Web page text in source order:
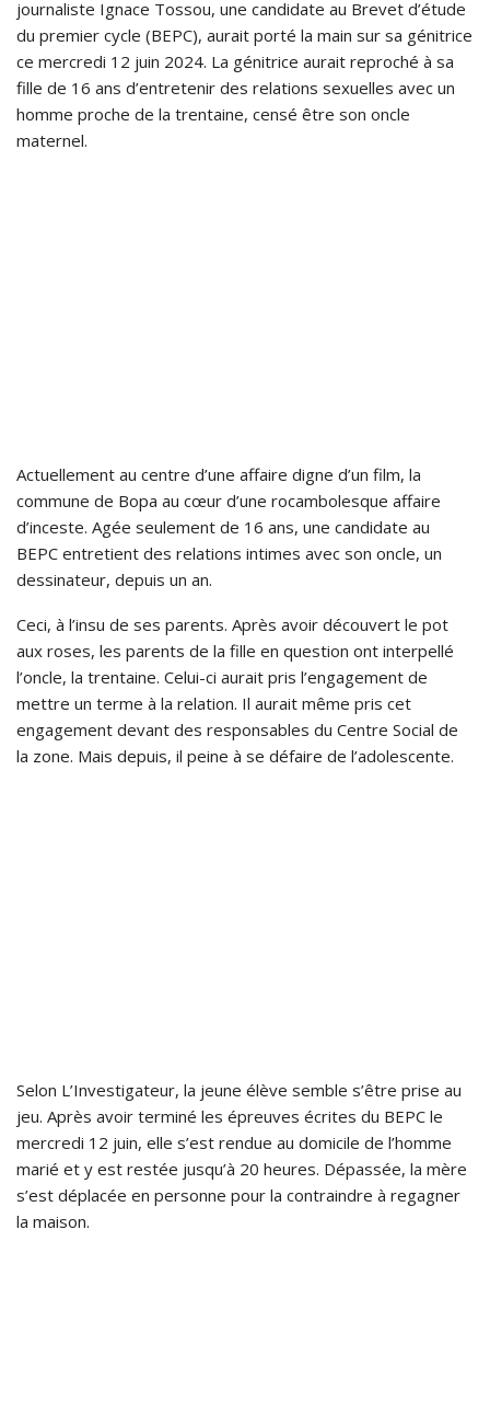
journaliste Ignace Tossou, une candidate au Brevet d’étude
du premier cycle (BEPC), aurait porté la main sur sa génitrice
ce mercredi 12 juin 2024. La génitrice aurait reproché à sa
fille de 16 ans d’entretenir des relations sexuelles avec un
homme proche de la trentaine, censé être son oncle
maternel.
Actuellement au centre d’une affaire digne d’un film, la
commune de Bopa au cœur d’une rocambolesque affaire
d’inceste. Agée seulement de 16 ans, une candidate au
BEPC entretient des relations intimes avec son oncle, un
dessinateur, depuis un an.
Ceci, à l’insu de ses parents. Après avoir découvert le pot
aux roses, les parents de la fille en question ont interpellé
l’oncle, la trentaine. Celui-ci aurait pris l’engagement de
mettre un terme à la relation. Il aurait même pris cet
engagement devant des responsables du Centre Social de
la zone. Mais depuis, il peine à se défaire de l’adolescente.
Selon L’Investigateur, la jeune élève semble s’être prise au
jeu. Après avoir terminé les épreuves écrites du BEPC le
mercredi 12 juin, elle s’est rendue au domicile de l’homme
marié et y est restée jusqu’à 20 heures. Dépassée, la mère
s’est déplacée en personne pour la contraindre à regagner
la maison.